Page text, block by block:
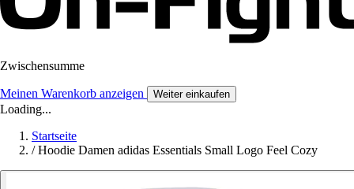
Zwischensumme
Meinen Warenkorb anzeigen Weiter einkaufen
Loading...
Startseite
/ Hoodie Damen adidas Essentials Small Logo Feel Cozy